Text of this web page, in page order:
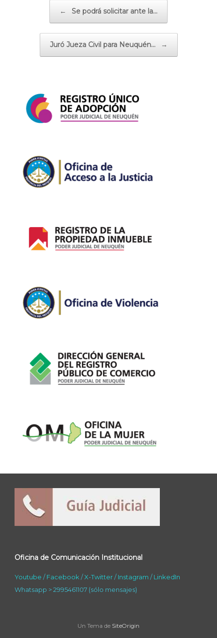
← Se podrá solicitar ante la…
Juró Jueza Civil para Neuquén… →
Oficina de Comunicación Institucional
Youtube /Facebook /X-Twitter/Instagram /LinkedIn
Whatsapp > 2995461107 (sólo mensajes)
Un Tema de SiteOrigin